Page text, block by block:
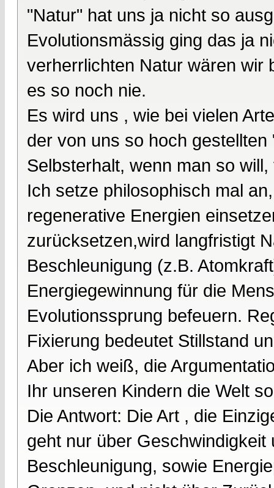
"Natur" hat uns ja nicht so
Evolutionsmässig ging das ja
verherrlichten Natur wären wir
es so noch nie.
Es wird uns , wie bei vielen
der von uns so hoch
Selbsterhalt, wenn man so
Ich setze philosophisch mal
regenerative Energien
zurücksetzen,wird langfristigt
Beschleunigung (z.B.
Energiegewinnung für die
Evolutionssprung befeuern.
Fixierung bedeutet Stillstand
Aber ich weiß, die
Ihr unseren Kindern die Welt
Die Antwort: Die Art , die
geht nur über
Beschleunigung, sowie